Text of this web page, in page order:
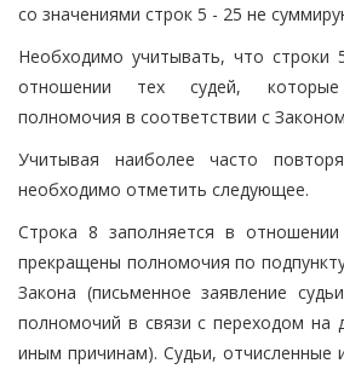
со значениями строк 5 - 25 не
Необходимо учитывать, что строки
отношении тех судей,
полномочия в соответствии с
Учитывая наиболее часто
необходимо отметить следующее.
Строка 8 заполняется в
прекращены полномочия по
Закона (письменное заявление
полномочий в связи с переходом на
иным причинам). Судьи, отчисленные